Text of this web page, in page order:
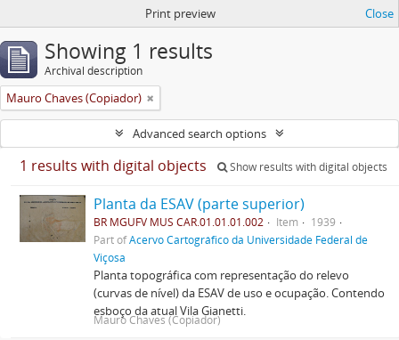
Print preview Close
Showing 1 results
Archival description
Mauro Chaves (Copiador)
Advanced search options
1 results with digital objects Show results with digital objects
Planta da ESAV (parte superior)
BR MGUFV MUS CAR.01.01.01.002 Item
1939
Part ofAcervo Cartográfico da Universidade Federal de
Viçosa
Planta topográfica com representação do relevo
(curvas de nível) da ESAV de uso e ocupação. Contendo
esboço da atual Vila Gianetti.
Mauro Chaves (Copiador)